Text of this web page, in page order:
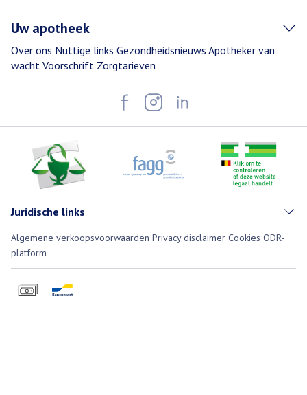
Uw apotheek
Over ons Nuttige links Gezondheidsnieuws Apotheker van
wacht Voorschrift Zorgtarieven
Juridische links
Algemene verkoopsvoorwaarden Privacy disclaimer Cookies ODR-
platform